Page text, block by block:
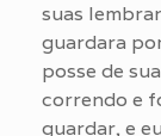
suas
guardara
posse de
correndo e
guardar, e